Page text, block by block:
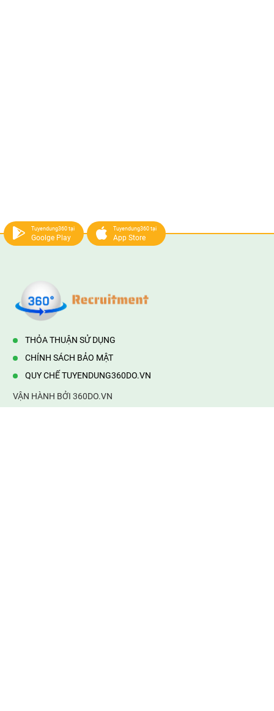
Tuyendung360 tại
Goolge Play
Tuyendung360 tại
App Store
THỎA THUẬN SỬ DỤNG
CHÍNH SÁCH BẢO MẬT
QUY CHẾ TUYENDUNG360DO.VN
VẬN HÀNH BỞI 360DO.VN